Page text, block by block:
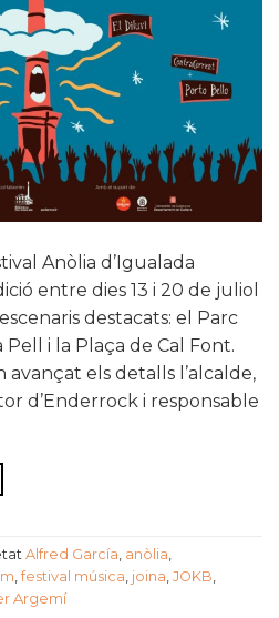
Anòlia d’Igualada
entre dies 13 i 20 de juliol
destacats: el Parc
i la Plaça de Cal Font.
avançat els detalls l’alcalde,
d’Enderrock i responsable
Alfred García, anòlia,
, festival música, joina, JOKB,
Argemí